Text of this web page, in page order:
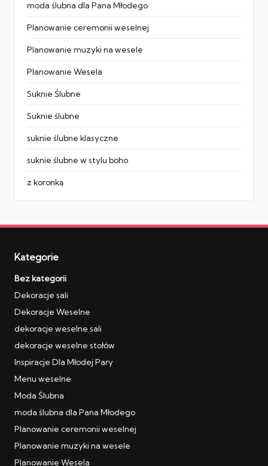
moda ślubna dla Pana Młodego
Planowanie ceremonii weselnej
Planowanie muzyki na wesele
Planowanie Wesela
Suknie Ślubne
Suknie ślubne
suknie ślubne klasyczne
suknie ślubne w stylu boho
z koronką
Kategorie
Bez kategorii
Dekoracje sali
Dekoracje Weselne
dekoracje weselne sali
dekoracje weselne stołów
Inspiracje Dla Młodej Pary
Menu weselne
Moda Ślubna
moda ślubna dla Pana Młodego
Planowanie ceremonii weselnej
Planowanie muzyki na wesele
Planowanie Wesela